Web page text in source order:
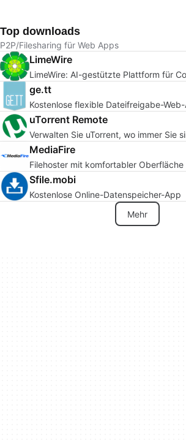
Top downloads
P2P/Filesharing für Web Apps
LimeWire
LimeWire: AI-gestützte Plattform für
ge.tt
Kostenlose flexible Dateifreigabe-
uTorrent Remote
Verwalten Sie uTorrent, wo immer Sie
MediaFire
Filehoster mit komfortabler Oberfläche
Sfile.mobi
Kostenlose Online-Datenspeicher-App
Mehr